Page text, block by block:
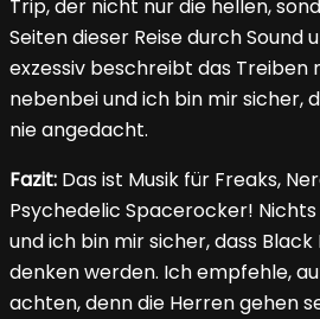
Trip, der nicht nur die hellen,
Seiten dieser Reise durch Sound
exzessiv beschreibt das Treiben
nebenbei und ich bin mir sicher,
nie angedacht.
Fazit: Das ist Musik für Freaks,
Psychedelic Spacerocker!
und ich bin mir sicher, dass
denken werden. Ich empfehle,
achten, denn die Herren gehen